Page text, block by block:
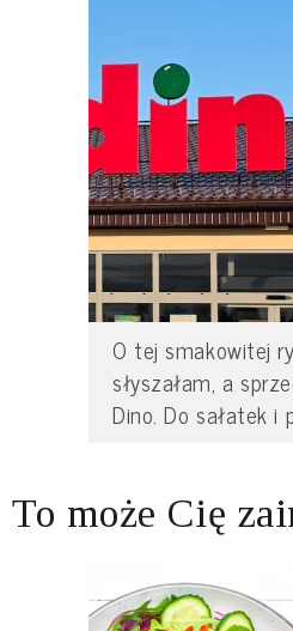
O tej smakowitej
słyszałam, a
Dino. Do sałatek i
To może Cię